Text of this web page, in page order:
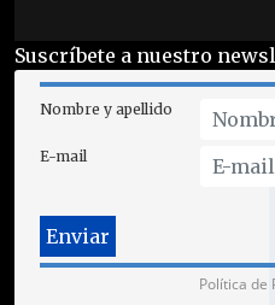
Suscríbete a nuestro
Nombre y apellido
E-mail
Política de